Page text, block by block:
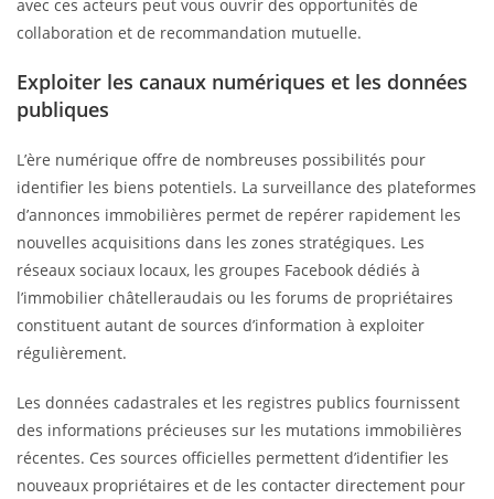
avec ces acteurs peut vous ouvrir des opportunités de
collaboration et de recommandation mutuelle.
Exploiter les canaux numériques et les données
publiques
L’ère numérique offre de nombreuses possibilités pour
identifier les biens potentiels. La surveillance des plateformes
d’annonces immobilières permet de repérer rapidement les
nouvelles acquisitions dans les zones stratégiques. Les
réseaux sociaux locaux, les groupes Facebook dédiés à
l’immobilier châtelleraudais ou les forums de propriétaires
constituent autant de sources d’information à exploiter
régulièrement.
Les données cadastrales et les registres publics fournissent
des informations précieuses sur les mutations immobilières
récentes. Ces sources officielles permettent d’identifier les
nouveaux propriétaires et de les contacter directement pour